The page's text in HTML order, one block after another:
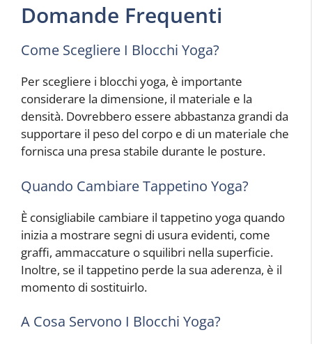
Domande Frequenti
Come Scegliere I Blocchi Yoga?
Per scegliere i blocchi yoga, è importante
considerare la dimensione, il materiale e la
densità. Dovrebbero essere abbastanza grandi da
supportare il peso del corpo e di un materiale che
fornisca una presa stabile durante le posture.
Quando Cambiare Tappetino Yoga?
È consigliabile cambiare il tappetino yoga quando
inizia a mostrare segni di usura evidenti, come
graffi, ammaccature o squilibri nella superficie.
Inoltre, se il tappetino perde la sua aderenza, è il
momento di sostituirlo.
A Cosa Servono I Blocchi Yoga?